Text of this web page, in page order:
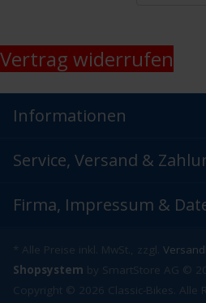
Vertrag widerrufen
Informationen
Service, Versand &
Firma, Impressum &
* Alle Preise inkl. MwSt., zzgl.
Shopsystem by SmartStore AG ©
Copyright © 2026 Classic-Bikes. Alle